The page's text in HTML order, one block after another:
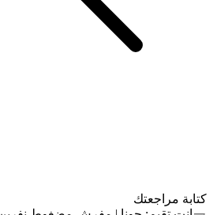
كتابة مراجعتك